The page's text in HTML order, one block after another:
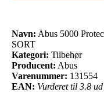
Navn: Abus 5000
SORT
Kategori: Tilbehør
Producent: Abus
Varenummer: 131554
EAN: Vurderet til 3.8